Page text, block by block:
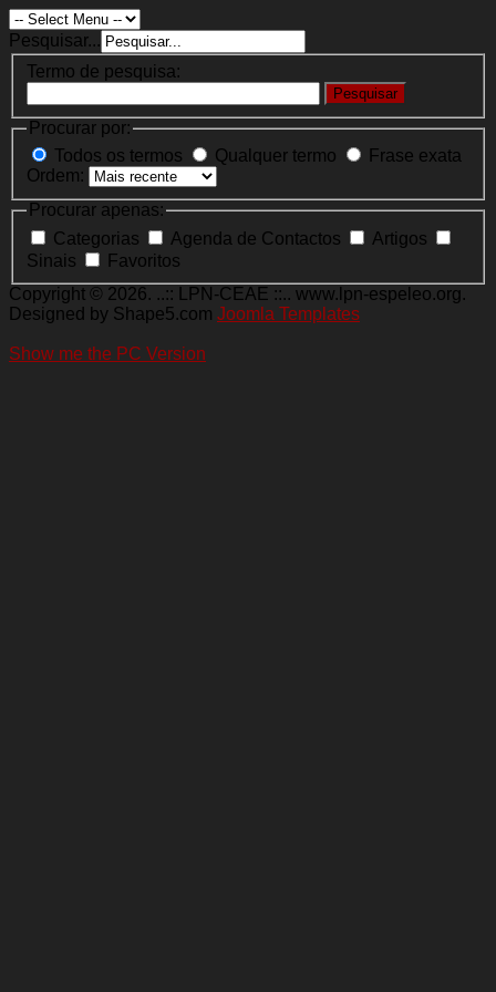
Pesquisar...
Termo de pesquisa:
Pesquisar
Procurar por:
Todos os termos
Qualquer termo
Frase exata
Ordem:
Procurar apenas:
Categorias
Agenda de Contactos
Artigos
Sinais
Favoritos
Copyright © 2026. ..:: LPN-CEAE ::.. www.lpn-espeleo.org.
Designed by Shape5.com Joomla Templates
Show me the PC Version